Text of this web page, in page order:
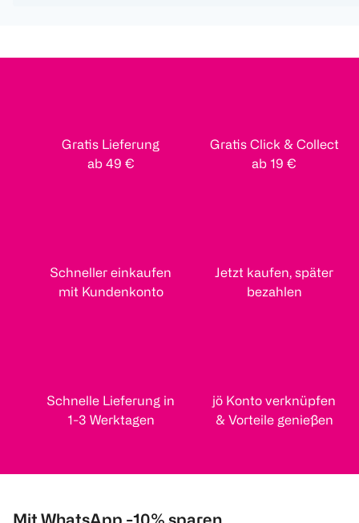
Gratis Lieferung
ab 49 €
Gratis Click & Collect
ab 19 €
Schneller einkaufen
mit Kundenkonto
Jetzt kaufen, später
bezahlen
Schnelle Lieferung in
1-3 Werktagen
jö Konto verknüpfen
& Vorteile genießen